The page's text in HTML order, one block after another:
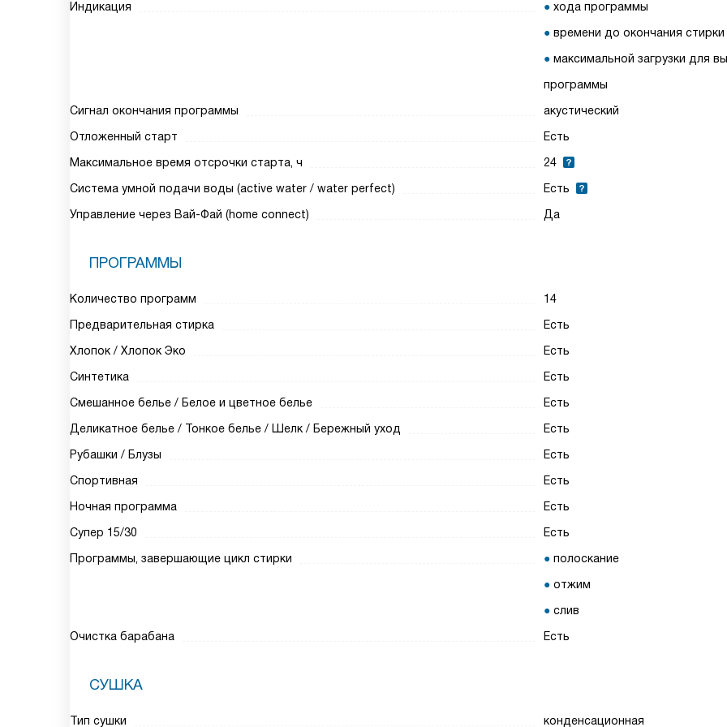
Индикация
хода программы
времени до окончания стирки
максимальной загрузки для
программы
Сигнал окончания программы
акустический
Отложенный старт
Есть
Максимальное время отсрочки старта, ч
24
Система умной подачи воды (active water / water perfect)
Есть
Управление через Вай-Фай (home connect)
Да
ПРОГРАММЫ
Количество программ
14
Предварительная стирка
Есть
Хлопок / Хлопок Эко
Есть
Синтетика
Есть
Смешанное белье / Белое и цветное белье
Есть
Деликатное белье / Тонкое белье / Шелк / Бережный уход
Есть
Рубашки / Блузы
Есть
Спортивная
Есть
Ночная программа
Есть
Супер 15/30
Есть
Программы, завершающие цикл стирки
полоскание
отжим
слив
Очистка барабана
Есть
СУШКА
Тип сушки конденсационная